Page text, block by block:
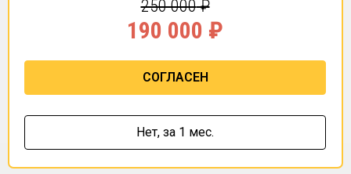
250 000₽
190 000 ₽
СОГЛАСЕН
Нет, за 1 мес.